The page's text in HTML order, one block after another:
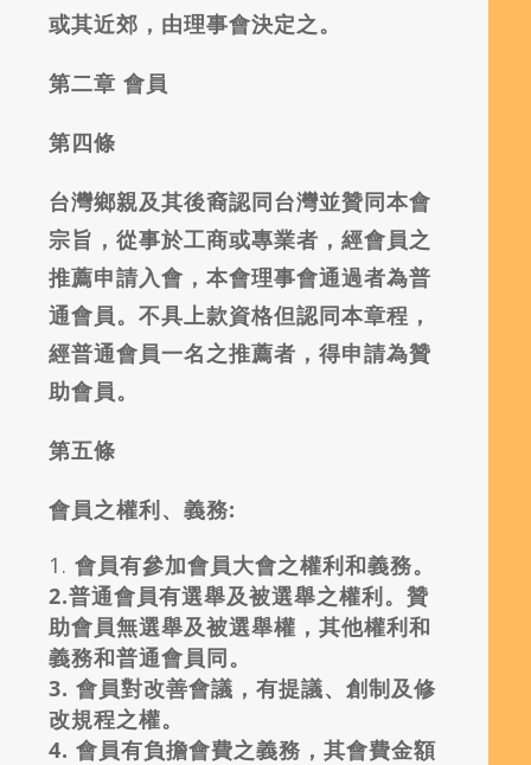
或其近郊，由理事會決定之。
第二章 會員
第四條
台灣鄉親及其後裔認同台灣並贊同本會
宗旨，從事於工商或專業者，經會員之
推薦申請入會，本會理事會通過者為普
通會員。不具上款資格但認同本章程，
經普通會員一名之推薦者，得申請為贊
助會員。
第五條
會員之權利、義務:
會員有參加會員大會之權利和義務。
2.普通會員有選舉及被選舉之權利。贊
助會員無選舉及被選舉權，其他權利和
義務和普通會員同。
3. 會員對改善會議，有提議、創制及修
改規程之權。
4. 會員有負擔會費之義務，其會費金額